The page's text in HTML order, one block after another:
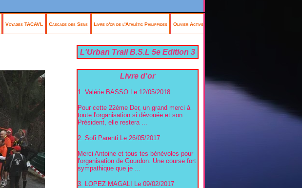
Voyages TACAVL Cascade des Sens Livre d'or de l'Athlétic Philippides Olivier Activsports Antibes
L'Urban Trail B.S.L 5e Edition 3
Livre d'or
1. Valérie BASSO Le 12/05/2018
Pour cette 22éme Der, un grand merci à
toute l'organisation si dévouée et son
Président, elle restera ...
2. Sofi Parenti Le 26/05/2017
Merci Antoine et tous tes bénévoles pour
l'organisation de Gourdon. Une course fort
sympathique que je ...
3. LOPEZ MAGALI Le 09/02/2017